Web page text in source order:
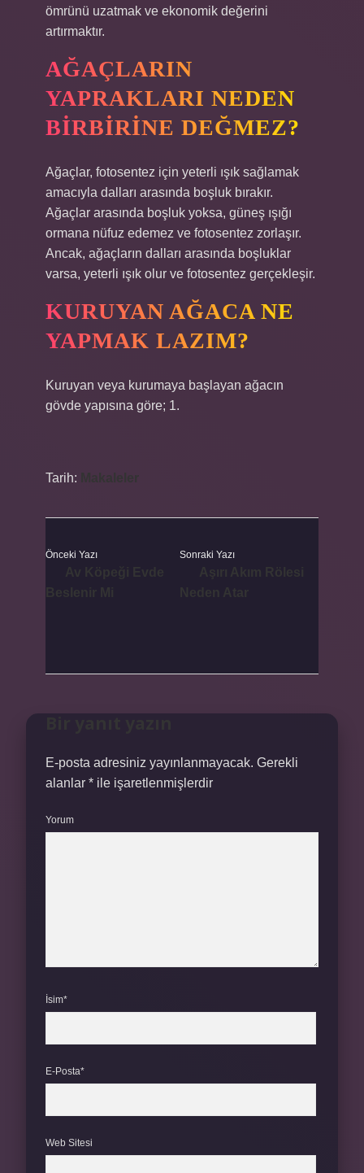
ömrünü uzatmak ve ekonomik değerini
artırmaktır.
AĞAÇLARIN
YAPRAKLARI NEDEN
BIRBIRINE DEĞMEZ?
Ağaçlar, fotosentez için yeterli ışık sağlamak
amacıyla dalları arasında boşluk bırakır.
Ağaçlar arasında boşluk yoksa, güneş ışığı
ormana nüfuz edemez ve fotosentez zorlaşır.
Ancak, ağaçların dalları arasında boşluklar
varsa, yeterli ışık olur ve fotosentez gerçekleşir.
KURUYAN AĞACA NE
YAPMAK LAZIM?
Kuruyan veya kurumaya başlayan ağacın
gövde yapısına göre; 1.
Tarih:
Önceki Yazı Sonraki Yazı
E-posta adresiniz yayınlanmayacak. Gerekli
alanlar * ile işaretlenmişlerdir
Yorum
İsim*
E-Posta*
Web Sitesi